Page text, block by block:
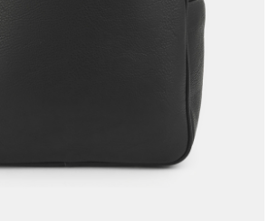
Изменить город